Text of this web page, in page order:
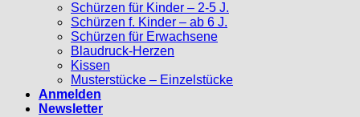
Schürzen für Kinder – 2-5 J.
Schürzen f. Kinder – ab 6 J.
Schürzen für Erwachsene
Blaudruck-Herzen
Kissen
Musterstücke – Einzelstücke
Anmelden
Newsletter